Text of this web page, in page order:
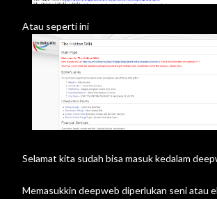
Atau seperti ini
Selamat kita sudah bisa masuk kedalam
Memasukkin deepweb diperlukan seni atau